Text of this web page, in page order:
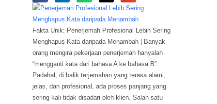
Fakta Unik: Penerjemah Profesional Lebih Sering
Menghapus Kata daripada Menambah | Banyak
orang mengira pekerjaan penerjemah hanyalah
“mengganti kata dari bahasa A ke bahasa B”.
Padahal, di balik terjemahan yang terasa alami,
jelas, dan profesional, ada proses panjang yang
sering kali tidak disadari oleh klien. Salah satu